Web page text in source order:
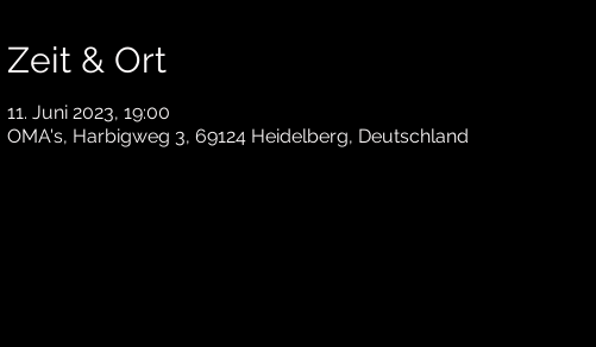
Zeit & Ort
11. Juni 2023, 19:00
OMA's, Harbigweg 3, 69124 Heidelberg, Deutschland